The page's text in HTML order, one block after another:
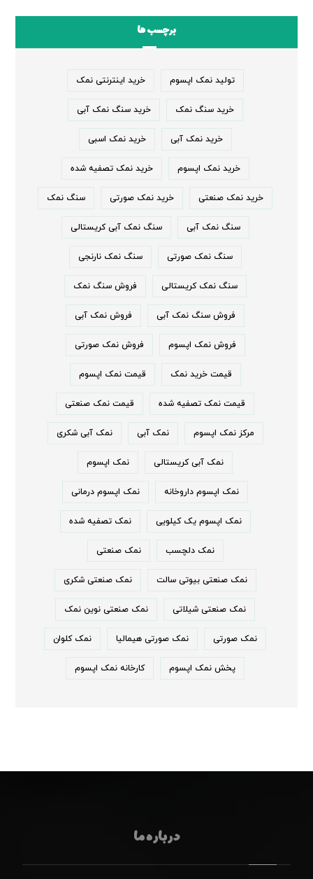
برچسب ها
تولید نمک اپسوم خرید اینترنتی نمک
خرید سنگ نمک خرید سنگ نمک آبی
خرید نمک آبی خرید نمک اسبی
خرید نمک اپسوم خرید نمک تصفیه شده
خرید نمک صنعتی خرید نمک صورتی سنگ نمک
سنگ نمک آبی سنگ نمک آبی کریستالی
سنگ نمک صورتی سنگ نمک نارنجی
سنگ نمک کریستالی فروش سنگ نمک
فروش سنگ نمک آبی فروش نمک آبی
فروش نمک اپسوم فروش نمک صورتی
قیمت خرید نمک قیمت نمک اپسوم
قیمت نمک تصفیه شده قیمت نمک صنعتی
مرکز نمک اپسوم نمک آبی نمک آبی شکری
نمک آبی کریستالی نمک اپسوم
نمک اپسوم داروخانه نمک اپسوم درمانی
نمک اپسوم یک کیلویی نمک تصفیه شده
نمک دلچسب نمک صنعتی
نمک صنعتی بیوتی سالت نمک صنعتی شکری
نمک صنعتی شیلاتی نمک صنعتی نوین نمک
نمک صورتی نمک صورتی هیمالیا نمک کلوان
پخش نمک اپسوم کارخانه نمک اپسوم
درباره ما